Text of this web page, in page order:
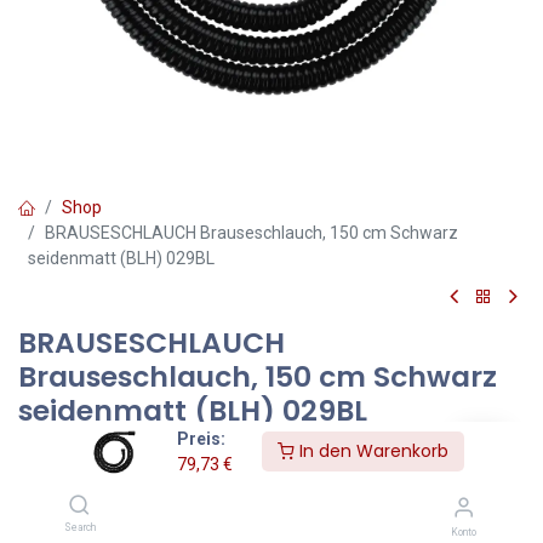
Preis:
79,73 €
In den Warenkorb
Search Konto
Shop
BRAUSESCHLAUCH Brauseschlauch, 150 cm Schwarz
seidenmatt (BLH) 029BL
BRAUSESCHLAUCH
Brauseschlauch, 150 cm Schwarz
seidenmatt (BLH) 029BL
BRAUSESCHLAUCH | Brauseschlauch, 150 cm
Farbe:Schwarz seidenmatt (BLH)
Technische Daten: